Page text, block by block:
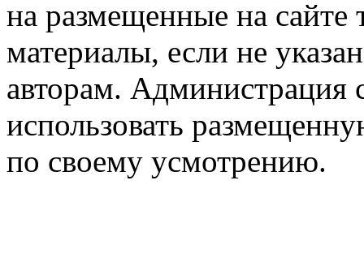
на размещенные на сайте
материалы, если не
авторам. Администрация
использовать
по своему усмотрению.